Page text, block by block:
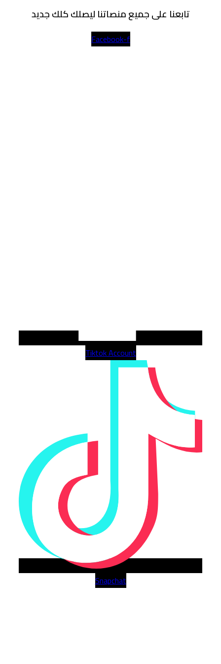
تابعنا على جميع منصاتنا ليصلك كلك جديد
Facebook-f
Tiktok Account
Snapchat